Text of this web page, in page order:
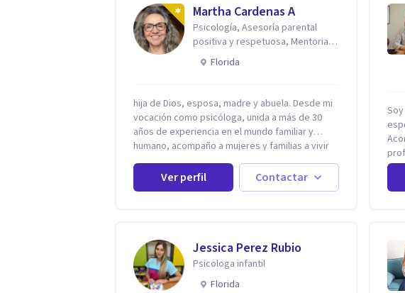
Martha Cardenas A
Psicología, Asesoría parental
positiva y respetuosa, Mentoria
reconexión contigo
Florida
hija de Dios, esposa, madre y abuela. Desde mi
vocación como psicóloga, unida a más de 30
años de experiencia en el mundo familiar y
humano, acompaño a mujeres y familias a vivir
con mayor paz, claridad y confianza en sí
mismas. Creo profundamente que la vida está
hecha de etapas, y que cada ciclo —personal,
enfoque humanista, herramientas
contemporáneas de bienestar mental y
espiritualidad, para que puedas recorrer tu
propio camino sintiéndote sostenida,
Ver perfil Contactar
Jessica Perez Rubio
Psicologa infantil
Florida